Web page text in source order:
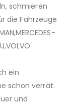
schmieren
die Fahrzeuge
ein
schon verrät.
und